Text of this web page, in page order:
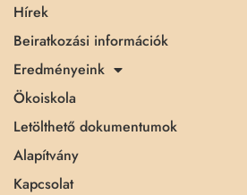
Hírek
Beiratkozási információk
Eredményeink
Ökoiskola
Letölthető dokumentumok
Alapítvány
Kapcsolat